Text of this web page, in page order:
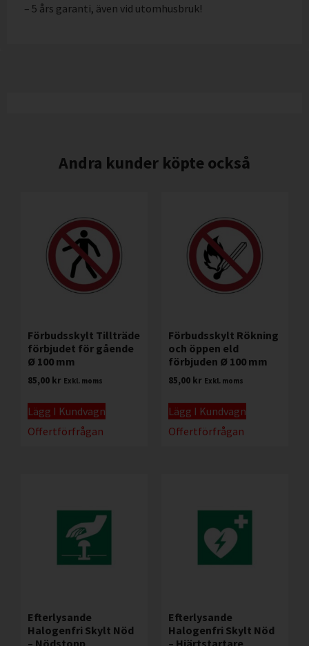
– 5 års garanti, även vid utomhusbruk!
Andra kunder köpte också
Förbudsskylt Tillträde
förbjudet för gående
Ø 100 mm
85,00 kr Exkl. moms
Lägg I Kundvagn
Offertförfrågan
Förbudsskylt Rökning
och öppen eld
förbjuden Ø 100 mm
85,00 kr Exkl. moms
Lägg I Kundvagn
Offertförfrågan
Efterlysande
Halogenfri Skylt Nöd
Efterlysande
Halogenfri Skylt Nöd